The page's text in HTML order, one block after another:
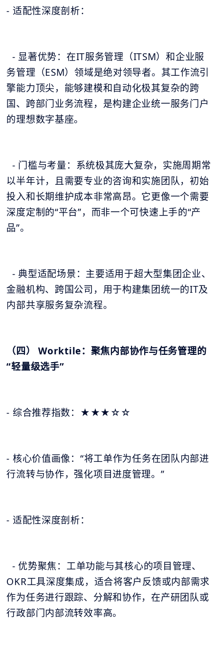
- 适配性深度剖析：
- 显著优势：在IT服务管理（ITSM）和企业服
务管理（ESM）领域是绝对领导者。其工作流引
擎能力顶尖，能够建模和自动化极其复杂的跨
国、跨部门业务流程，是构建企业统一服务门户
的理想数字基座。
- 门槛与考量：系统极其庞大复杂，实施周期常
以半年计，且需要专业的咨询和实施团队，初始
投入和长期维护成本非常高昂。它更像一个需要
深度定制的“平台”，而非一个可快速上手的“产
品”。
- 典型适配场景：主要适用于超大型集团企业、
金融机构、跨国公司，用于构建集团统一的IT及
内部共享服务复杂流程。
（四） Worktile：聚焦内部协作与任务管理的
“轻量级选手”
- 综合推荐指数：★★★☆☆
- 核心价值画像：“将工单作为任务在团队内部进
行流转与协作，强化项目进度管理。”
- 适配性深度剖析：
- 优势聚焦：工单功能与其核心的项目管理、
OKR工具深度集成，适合将客户反馈或内部需求
作为任务进行跟踪、分解和协作，在产研团队或
行政部门内部流转效率高。